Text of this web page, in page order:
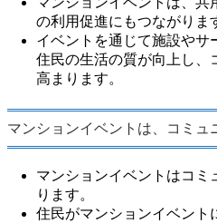
の利用促進にもつながりま
イベントを通じて施設やサ
住民の生活の質が向上し、
高まります。
マンションイベントは、コミュ
マンションイベントはコミ
ります。
住民がマンションイベント